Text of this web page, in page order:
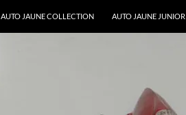
AUTO JAUNE COLLECTION AUTO JAUNE JUNIOR